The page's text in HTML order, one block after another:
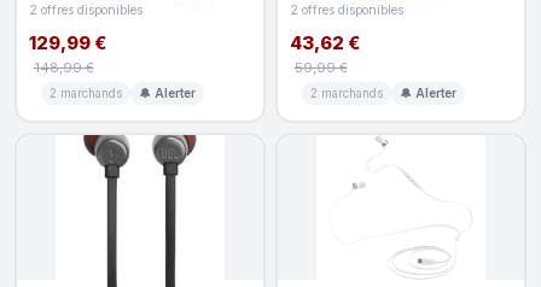
2 offres disponibles
129,99 €
148,99 €
2 marchands 🔔 Alerter
2 offres disponibles
43,62 €
59,99 €
2 marchands 🔔 Alerter